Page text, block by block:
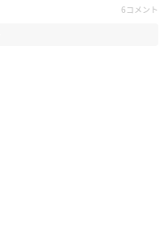
6コメント